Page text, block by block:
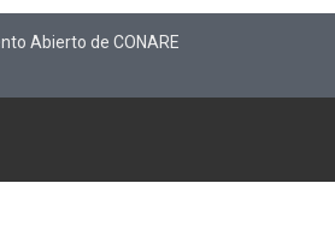
Abierto de CONARE